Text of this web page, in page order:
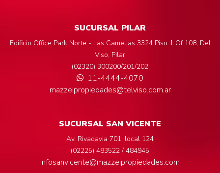
SUCURSAL PILAR
Edificio Office Park Norte - Las Camelias 3324 Piso 1 Of 108, Del
Viso, Pilar
(02320) 300200/201/202
11-4444-4070
mazzeipropiedades@telviso.com.ar
SUCURSAL SAN VICENTE
Av. Rivadavia 701, local 124
(02225) 483522 / 484945
infosanvicente@mazzeipropiedades.com